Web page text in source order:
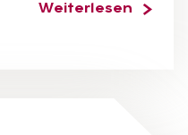
Weiterlesen